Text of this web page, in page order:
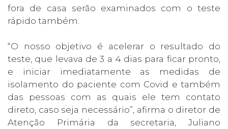
fora de casa serão examinados com o teste
rápido também.
“O nosso objetivo é acelerar o resultado do
teste, que levava de 3 a 4 dias para ficar pronto,
e iniciar imediatamente as medidas de
isolamento do paciente com Covid e também
das pessoas com as quais ele tem contato
direto, caso seja necessário”, afirma o diretor de
Atenção Primária da secretaria, Juliano